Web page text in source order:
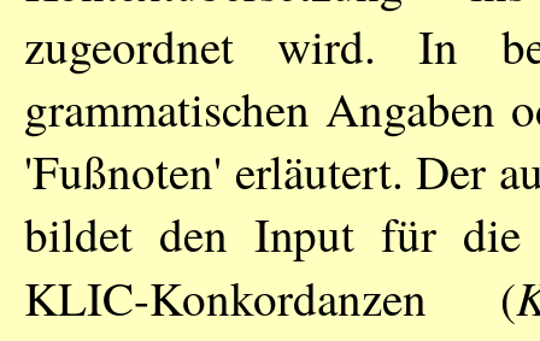
zugeordnet wird. In
grammatischen Angaben
'Fußnoten' erläutert. Der
bildet den Input für die
KLIC-Konkordanzen (